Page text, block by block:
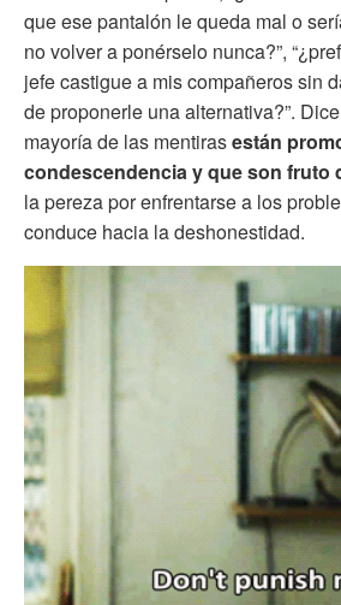
que ese pantalón le queda mal o
no volver a ponérselo nunca?”,
jefe castigue a mis compañeros sin
de proponerle una alternativa?”.
mayoría de las mentirasestán
condescendencia y que son fruto
la pereza por enfrentarse a los
conduce hacia la deshonestidad.